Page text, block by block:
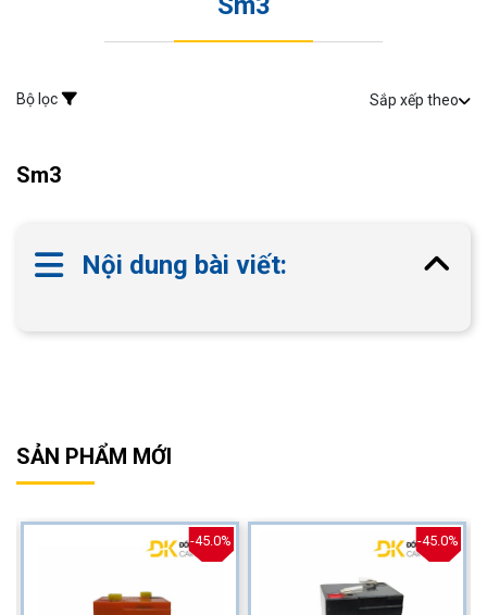
Bộ lọc Sắp xếp theo
Sm3
Nội dung bài viết:
SẢN PHẨM MỚI
-45.0% -45.0%